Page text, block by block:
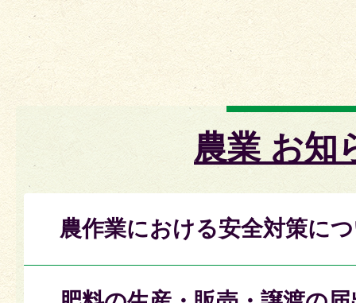
農業 お知
農作業における安全対策に